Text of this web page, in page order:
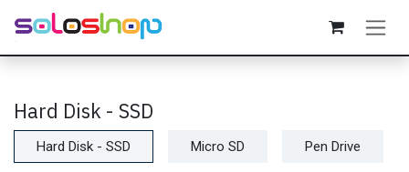
Passa al contenuto
Hard Disk - SSD
Hard Disk - SSD Micro SD Pen Drive